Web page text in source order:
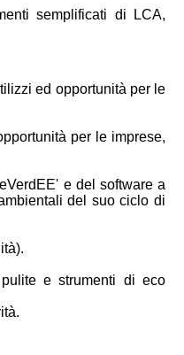
semplificati di LCA,
ed opportunità per le
per le imprese,
e del software a
del suo ciclo di
pulite e strumenti di eco